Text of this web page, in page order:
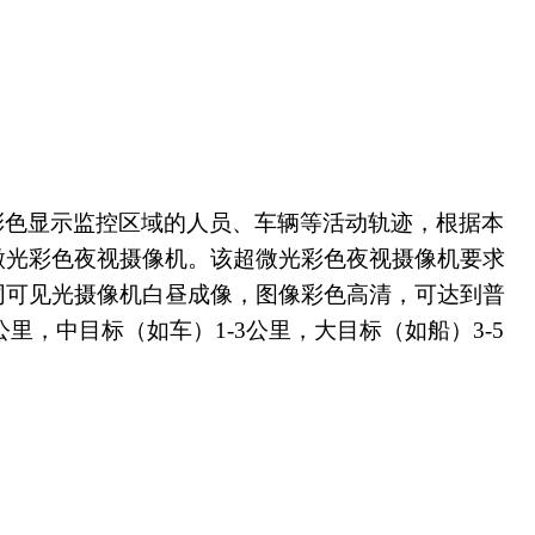
显示监控区域的人员、车辆等活动轨迹，根据本
彩色夜视摄像机。该超微光彩色夜视摄像机要求
见光摄像机白昼成像，图像彩色高清，可达到普
里，中目标（如车） 1-3公里，大目标（如船） 3-5